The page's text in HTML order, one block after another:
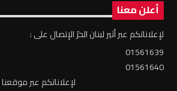
أعلن معنا
لإعلاناتكم عبر أثير لبنان الحرّ الإتصال على :
01561639
01561640
لإعلاناتكم عبر موقعنا